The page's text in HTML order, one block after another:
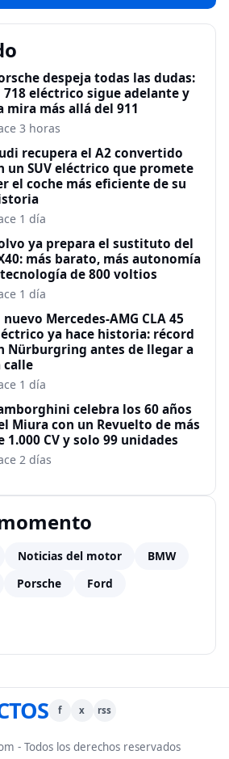
despeja todas las dudas:
718 eléctrico sigue adelante y
mira más allá del 911
3 horas
recupera el A2 convertido
un SUV eléctrico que promete
el coche más eficiente de su
1 día
ya prepara el sustituto del
más barato, más autonomía
de 800 voltios
1 día
nuevo Mercedes-AMG CLA 45
ya hace historia: récord
Nürburgring antes de llegar a
calle
1 día
celebra los 60 años
Miura con un Revuelto de más
1.000 CV y solo 99 unidades
2 días
Noticias del motor
BMW
Porsche
Ford
f x rss
- Todos los derechos reservados